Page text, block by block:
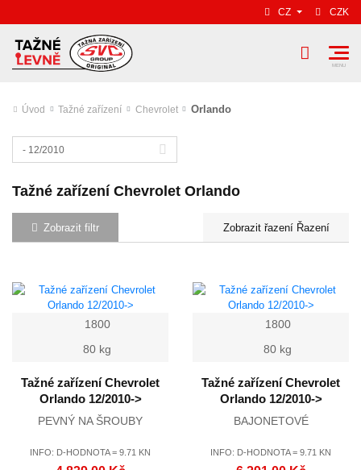
CZ CZK
Úvod Tažné zařízení Chevrolet Orlando
- 12/2010
Tažné zařízení Chevrolet Orlando
Zobrazit filtr Řazení
1800
80 kg
Tažné zařízení Chevrolet
Orlando 12/2010->
PEVNÝ NA ŠROUBY
INFO: D-HODNOTA = 9.71 KN
1800
80 kg
Tažné zařízení Chevrolet
Orlando 12/2010->
BAJONETOVÉ
INFO: D-HODNOTA = 9.71 KN